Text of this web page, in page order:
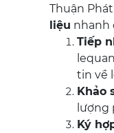
Thuận
liệu nhanh
Tiếp
tin về
Khảo
lượng
Ký